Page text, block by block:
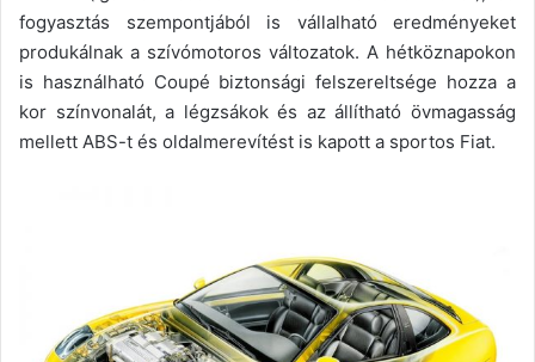
fogyasztás szempontjából is vállalható eredményeket
produkálnak a szívómotoros változatok. A hétköznapokon
is használható Coupé biztonsági felszereltsége hozza a
kor színvonalát, a légzsákok és az állítható övmagasság
mellett ABS-t és oldalmerevítést is kapott a sportos Fiat.